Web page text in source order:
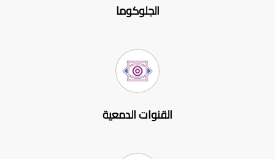
الجلوكوما
القنوات الدمعية